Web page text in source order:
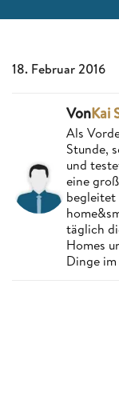
18. Februar 2016
VonKai
Als
Stunde,
und
eine
begleitet
täglich
Homes
Dinge